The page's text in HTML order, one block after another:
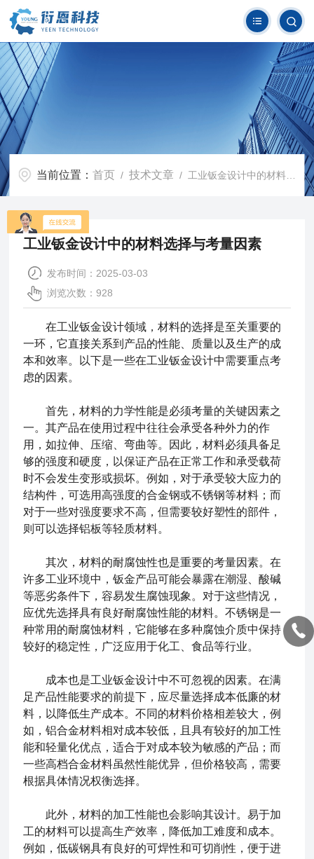
当前位置：首页 /技术文章 / 工业钣金设计中的材料选择与考量因素
工业钣金设计中的材料选择与考量因素
发布时间：2025-03-03
浏览次数：928
在工业钣金设计领域，材料的选择是至关重要的
一环，它直接关系到产品的性能、质量以及生产的成
本和效率。以下是一些在工业钣金设计中需要重点考
虑的因素。
首先，材料的力学性能是必须考量的关键因素之
一。其产品在使用过程中往往会承受各种外力的作
用，如拉伸、压缩、弯曲等。因此，材料必须具备足
够的强度和硬度，以保证产品在正常工作和承受载荷
时不会发生变形或损坏。例如，对于承受较大应力的
结构件，可选用高强度的合金钢或不锈钢等材料；而
对于一些对强度要求不高，但需要较好塑性的部件，
则可以选择铝板等轻质材料。
其次，材料的耐腐蚀性也是重要的考量因素。在
许多工业环境中，钣金产品可能会暴露在潮湿、酸碱
等恶劣条件下，容易发生腐蚀现象。对于这些情况，
应优先选择具有良好耐腐蚀性能的材料。不锈钢是一
种常用的耐腐蚀材料，它能够在多种腐蚀介质中保持
较好的稳定性，广泛应用于化工、食品等行业。
成本也是工业钣金设计中不可忽视的因素。在满
足产品性能要求的前提下，应尽量选择成本低廉的材
料，以降低生产成本。不同的材料价格相差较大，例
如，铝合金材料相对成本较低，且具有较好的加工性
能和轻量化优点，适合于对成本较为敏感的产品；而
一些高档合金材料虽然性能优异，但价格较高，需要
根据具体情况权衡选择。
此外，材料的加工性能也会影响其设计。易于加
工的材料可以提高生产效率，降低加工难度和成本。
例如，低碳钢具有良好的可焊性和可切削性，便于进